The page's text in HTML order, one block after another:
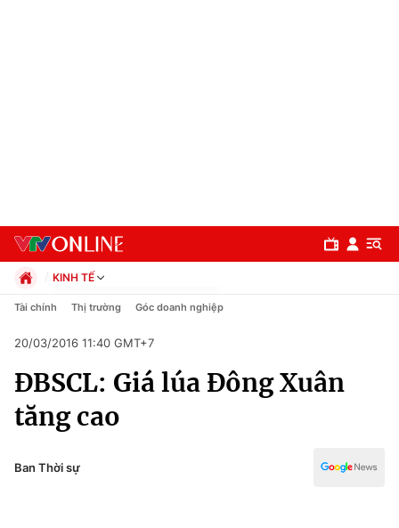
Chuyên mục
Chính trị
KINH TẾ
Chính trị
Pháp luật
Kinh tế
Thể thao
Truyền hình
Y tế
Tài chính Thị trường Góc doanh nghiệp
20/03/2016 11:40 GMT+7
ĐBSCL: Giá lúa Đông Xuân
tăng cao
Ban Thời sự